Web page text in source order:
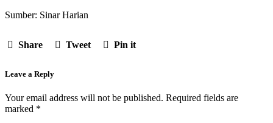
Sumber: Sinar Harian
Share Tweet Pin it
Leave a Reply
Your email address will not be published. Required fields are
marked *